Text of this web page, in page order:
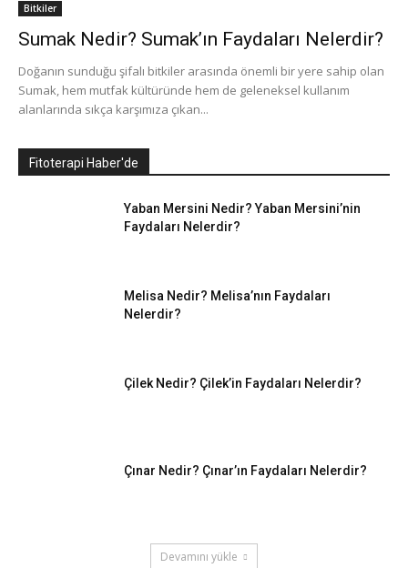
Bitkiler
Sumak Nedir? Sumak’ın Faydaları Nelerdir?
Doğanın sunduğu şifalı bitkiler arasında önemli bir yere sahip olan
Sumak, hem mutfak kültüründe hem de geleneksel kullanım
alanlarında sıkça karşımıza çıkan...
Fitoterapi Haber'de
Yaban Mersini Nedir? Yaban Mersini’nin
Faydaları Nelerdir?
Melisa Nedir? Melisa’nın Faydaları
Nelerdir?
Çilek Nedir? Çilek’in Faydaları Nelerdir?
Çınar Nedir? Çınar’ın Faydaları Nelerdir?
Devamını yükle